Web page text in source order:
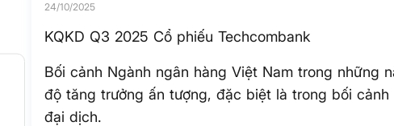
24/10/2025
KQKD Q3 2025 Cổ phiếu Techcombank
Bối cảnh Ngành ngân hàng Việt Nam trong những
độ tăng trưởng ấn tượng, đặc biệt là trong bối cảnh
đại dịch.